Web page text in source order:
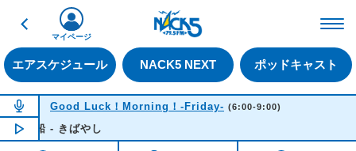
戻る
エアスケジュール NACK5 NEXT ポッドキャスト
マイページ
NOW ON AIR
Good Luck！Morning！-Friday- (6:00-9:00)
NOW PLAYING
船 - きばやし